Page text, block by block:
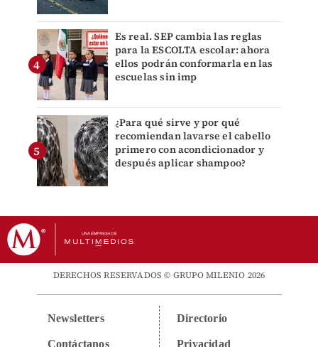
Es real. SEP cambia las reglas
para la ESCOLTA escolar: ahora
ellos podrán conformarla en las
escuelas sin imp
¿Para qué sirve y por qué
recomiendan lavarse el cabello
primero con acondicionador y
después aplicar shampoo?
DERECHOS RESERVADOS © GRUPO MILENIO 2026
Newsletters
Contáctanos
Directorio
Privacidad